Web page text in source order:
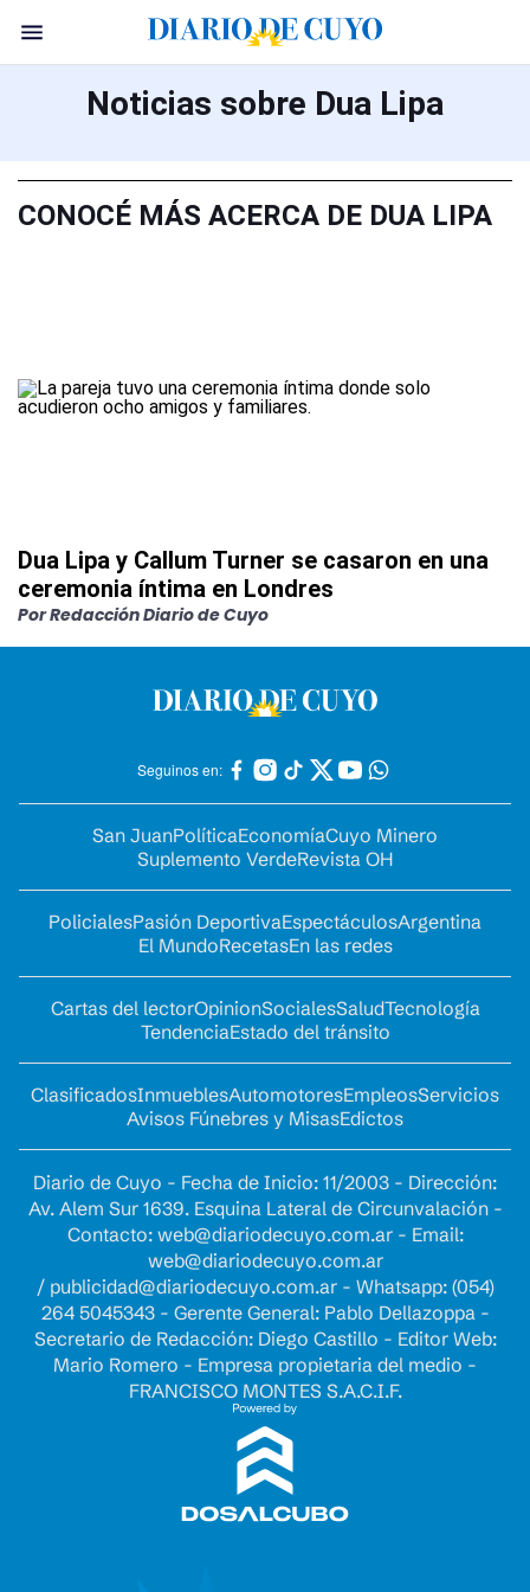
Noticias sobre Dua Lipa
CONOCÉ MÁS ACERCA DE DUA LIPA
Dua Lipa y Callum Turner se casaron en una
ceremonia íntima en Londres
Por Redacción Diario de Cuyo
Seguinos en:
San JuanPolíticaEconomíaCuyo Minero
Suplemento VerdeRevista OH
PolicialesPasión DeportivaEspectáculosArgentina
El MundoRecetasEn las redes
Cartas del lectorOpinionSocialesSaludTecnología
TendenciaEstado del tránsito
ClasificadosInmueblesAutomotoresEmpleosServicios
Avisos Fúnebres y MisasEdictos
Diario de Cuyo - Fecha de Inicio: 11/2003 - Dirección:
Av. Alem Sur 1639. Esquina Lateral de Circunvalación -
Contacto: web@diariodecuyo.com.ar- Email:
web@diariodecuyo.com.ar
/ publicidad@diariodecuyo.com.ar- Whatsapp: (054)
264 5045343 - Gerente General: Pablo Dellazoppa -
Secretario de Redacción: Diego Castillo - Editor Web:
Mario Romero - Empresa propietaria del medio -
FRANCISCO MONTES S.A.C.I.F.